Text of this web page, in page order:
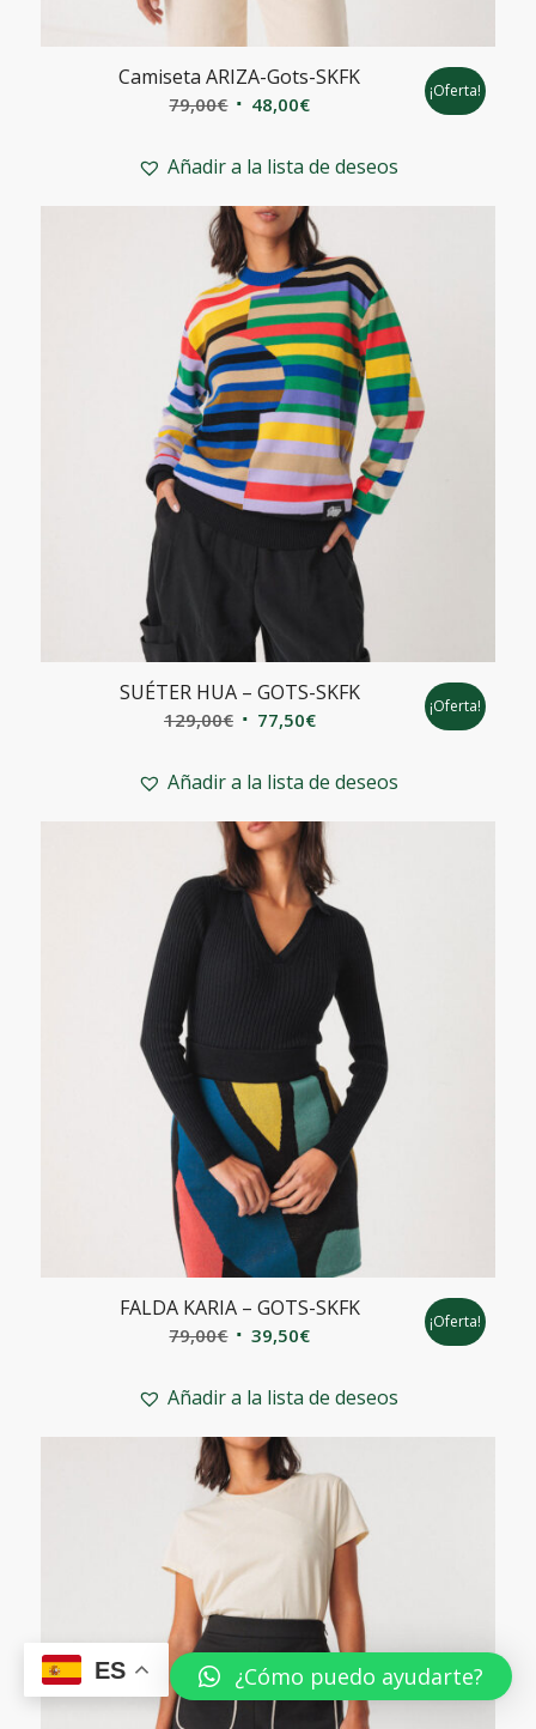
Camiseta ARIZA-Gots-SKFK
79,00€ El
original
79,00€.
48,00€El
actual
48,00€.
¡Oferta!
Añadir a la lista de deseos
SUÉTER HUA – GOTS-SKFK
129,00€ El
original
129,00€.
77,50€El
actual
77,50€.
¡Oferta!
Añadir a la lista de deseos
FALDA KARIA – GOTS-SKFK
79,00€ El
original
79,00€.
39,50€El
actual
¡Oferta!
Añadir a la lista de deseos
ES ¿Cómo puedo ayudarte?